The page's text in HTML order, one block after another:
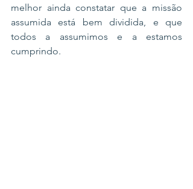
melhor ainda constatar que a missão
assumida está bem dividida, e que
todos a assumimos e a estamos
cumprindo.